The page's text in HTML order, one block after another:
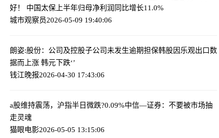
好！ 中国太保上半年归母净利润同比增长11.0%
城市观察员2026-05-09 19:40:06
朗姿:股份：公司及控股子公司未发生逾期担保韩股因乐观出口数
据而上涨 韩元下跌‘’
钱江晚报2026-04-30 17:43:06
a股维持震荡，沪指半日微跌?0.09%中信—证券：不要被市场抽
走灵魂
猫眼电影2026-05-05 13:15:06